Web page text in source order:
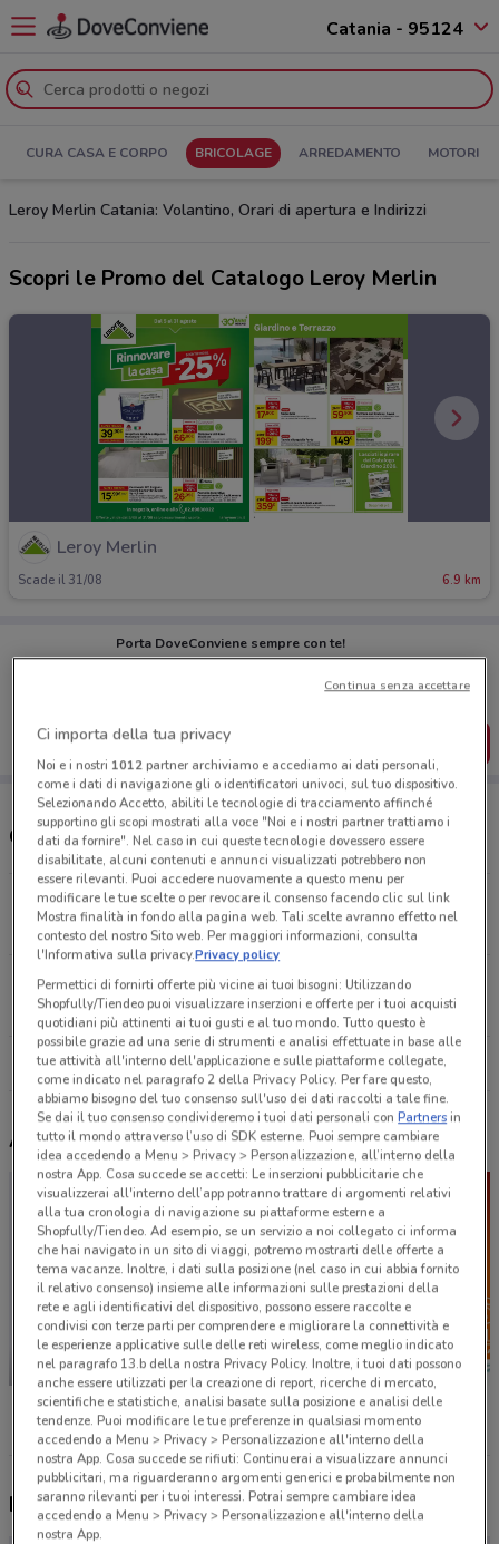
Catania - 95124
CURA CASA E CORPO BRICOLAGE ARREDAMENTO MOTORI
Leroy Merlin Catania: Volantino, Orari di apertura e Indirizzi
Scopri le Promo del Catalogo Leroy Merlin
Leroy Merlin
Scade il 31/08 6.9 km
Porta DoveConviene sempre con te!
Puoi trovare le migliori offerte dei negozi vicino a te,
salvarle e creare la tua lista del risparmio, comodamente
Orari e Negozi Leroy Merlin
Via Galileo Galilei, 18 San Giovanni La Punta
6.9 km
Strada Comunale Passo Cavaliere Catania
7.9 km
CHIUSO
Tutti i negozi Leroy Merlin
Altri volantini nelle vicinanze
-1 GIORNO
Unieuro
-1 GIORNO
MD Conad
Nuovi prodotti da provare
Ci importa della tua privacy
Noi e i nostri 1012partner archiviamo e accediamo ai dati personali,
come i dati di navigazione gli o identificatori univoci, sul tuo dispositivo.
Selezionando Accetto, abiliti le tecnologie di tracciamento affinché
supportino gli scopi mostrati alla voce "Noi e i nostri partner trattiamo i
dati da fornire". Nel caso in cui queste tecnologie dovessero essere
disabilitate, alcuni contenuti e annunci visualizzati potrebbero non
essere rilevanti. Puoi accedere nuovamente a questo menu per
modificare le tue scelte o per revocare il consenso facendo clic sul link
Mostra finalità in fondo alla pagina web. Tali scelte avranno effetto nel
contesto del nostro Sito web. Per maggiori informazioni, consulta
l'Informativa sulla privacy.Privacy policy
Permettici di fornirti offerte più vicine ai tuoi bisogni: Utilizzando
Shopfully/Tiendeo puoi visualizzare inserzioni e offerte per i tuoi acquisti
quotidiani più attinenti ai tuoi gusti e al tuo mondo. Tutto questo è
possibile grazie ad una serie di strumenti e analisi effettuate in base alle
tue attività all'interno dell'applicazione e sulle piattaforme collegate,
come indicato nel paragrafo 2 della Privacy Policy. Per fare questo,
abbiamo bisogno del tuo consenso sull'uso dei dati raccolti a tale fine.
Se dai il tuo consenso condivideremo i tuoi dati personali conPartnersin
tutto il mondo attraverso l’uso di SDK esterne. Puoi sempre cambiare
idea accedendo a Menu > Privacy > Personalizzazione, all’interno della
nostra App. Cosa succede se accetti: Le inserzioni pubblicitarie che
visualizzerai all'interno dell’app potranno trattare di argomenti relativi
alla tua cronologia di navigazione su piattaforme esterne a
Shopfully/Tiendeo. Ad esempio, se un servizio a noi collegato ci informa
che hai navigato in un sito di viaggi, potremo mostrarti delle offerte a
tema vacanze. Inoltre, i dati sulla posizione (nel caso in cui abbia fornito
il relativo consenso) insieme alle informazioni sulle prestazioni della
rete e agli identificativi del dispositivo, possono essere raccolte e
condivisi con terze parti per comprendere e migliorare la connettività e
le esperienze applicative sulle delle reti wireless, come meglio indicato
nel paragrafo 13.b della nostra Privacy Policy. Inoltre, i tuoi dati possono
anche essere utilizzati per la creazione di report, ricerche di mercato,
scientifiche e statistiche, analisi basate sulla posizione e analisi delle
tendenze. Puoi modificare le tue preferenze in qualsiasi momento
accedendo a Menu > Privacy > Personalizzazione all'interno della
nostra App. Cosa succede se rifiuti: Continuerai a visualizzare annunci
pubblicitari, ma riguarderanno argomenti generici e probabilmente non
saranno rilevanti per i tuoi interessi. Potrai sempre cambiare idea
accedendo a Menu > Privacy > Personalizzazione all'interno della
nostra App.
Continua senza accettare